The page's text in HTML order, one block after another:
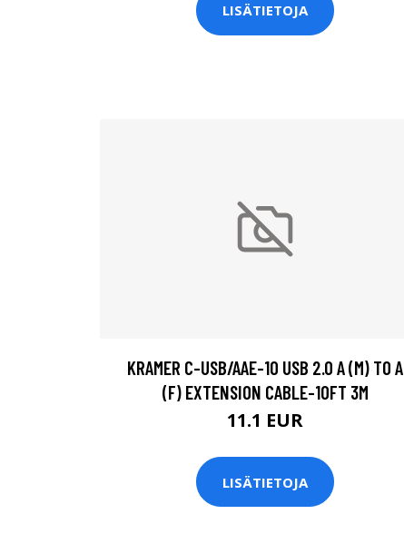
LISÄTIETOJA
KRAMER C-USB/AAE-10 USB 2.0 A (M) TO A
(F) EXTENSION CABLE-10FT 3M
11.1 EUR
LISÄTIETOJA